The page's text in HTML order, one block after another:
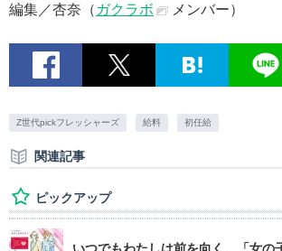
編集／杏奈（ ガクラボ メンバー）
Z世代pickフレッシャーズ 給料 初任給
関連記事
ピックアップ